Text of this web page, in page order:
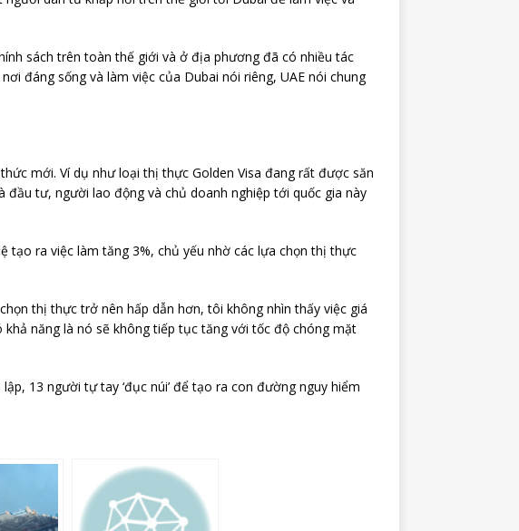
sách trên toàn thế giới và ở địa phương đã có nhiều tác
đáng sống và làm việc của Dubai nói riêng, UAE nói chung
mới. Ví dụ như loại thị thực Golden Visa đang rất được săn
đầu tư, người lao động và chủ doanh nghiệp tới quốc gia này
tạo ra việc làm tăng 3%, chủ yếu nhờ các lựa chọn thị thực
thị thực trở nên hấp dẫn hơn, tôi không nhìn thấy việc giá
năng là nó sẽ không tiếp tục tăng với tốc độ chóng mặt
13 người tự tay ‘đục núi’ để tạo ra con đường nguy hiểm